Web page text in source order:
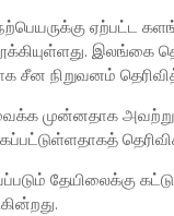
ஏற்பட்ட
இலங்கை
சீன நிறுவனம்
முன்னதாக
தேயிலைக்கு